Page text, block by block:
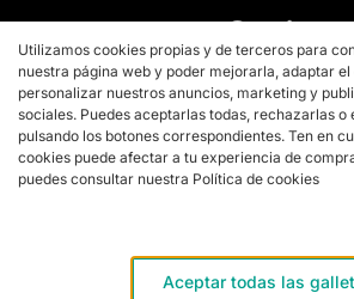
Términos y condiciones de
Utilizamos cookies propias y de terceros para
nuestra página web y poder mejorarla, adaptar
personalizar nuestros anuncios, marketing y
sociales. Puedes aceptarlas todas, rechazarlas
pulsando los botones correspondientes. Ten en
cookies puede afectar a tu experiencia de
puedes consultar nuestra Política de cookies
Aceptar todas las